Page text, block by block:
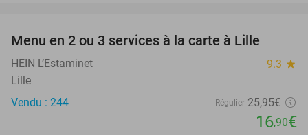
Menu en 2 ou 3 services à la carte à Lille
HEIN L’Estaminet 9.3 star
Lille
Vendu : 244
Régulier 25,95€
16,90€